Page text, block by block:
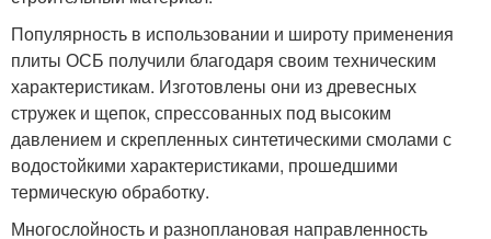
Популярность в использовании и широту применения
плиты ОСБ получили благодаря своим техническим
характеристикам. Изготовлены они из древесных
стружек и щепок, спрессованных под высоким
давлением и скрепленных синтетическими смолами с
водостойкими характеристиками, прошедшими
термическую обработку.
Многослойность и разноплановая направленность